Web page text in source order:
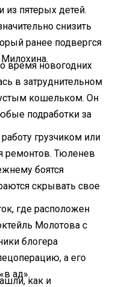
из пятерых детей.
снизить
ранее подвергся
время новогодних
в затруднительном
кошельком. Он
подработки за
грузчиком или
ремонтов. Тюленев
боятся
скрывать свое
где расположен
Молотова с
блогера
а его
ад».
как и